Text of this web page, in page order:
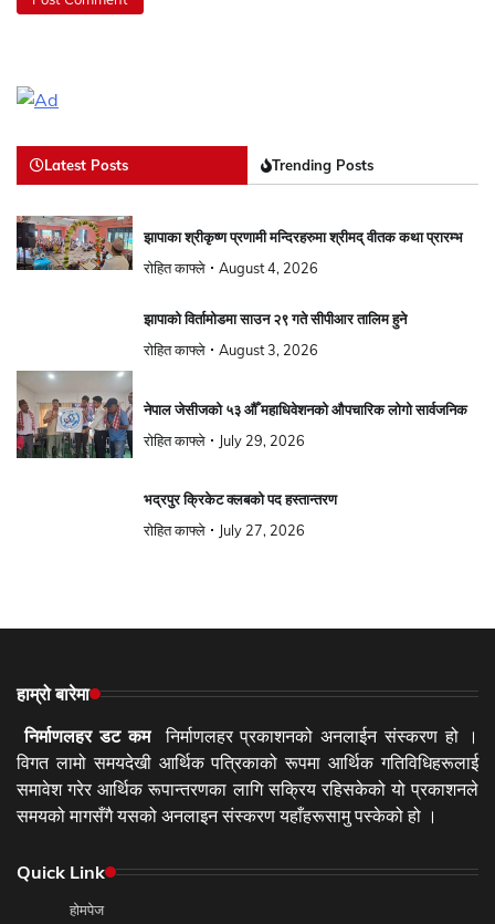
Latest Posts Trending Posts
झापाका श्रीकृष्ण प्रणामी मन्दिरहरुमा श्रीमद् वीतक कथा प्रारम्भ
रोहित काफ्ले August 4, 2026
झापाको विर्तामोडमा साउन २९ गते सीपीआर तालिम हुने
रोहित काफ्ले August 3, 2026
नेपाल जेसीजको ५३ औँ महाधिवेशनको औपचारिक लोगो सार्वजनिक
रोहित काफ्ले July 29, 2026
भद्रपुर क्रिकेट क्लबको पद हस्तान्तरण
रोहित काफ्ले July 27, 2026
हाम्रो बारेमा
निर्माणलहर डट कमनिर्माणलहर प्रकाशनको अनलाईन संस्करण हो ।
विगत लामो समयदेखी आर्थिक पत्रिकाको रूपमा आर्थिक गतिविधिहरूलाई
समावेश गरेर आर्थिक रूपान्तरणका लागि सक्रिय रहिसकेको यो प्रकाशनले
समयको मागसँगै यसको अनलाइन संस्करण यहाँहरूसामु पस्केको हो ।
Quick Link
होमपेज